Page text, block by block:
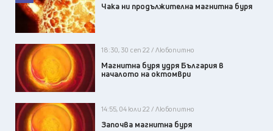
Чака ни продължителна магнитна буря
18:30, 30 сеп 22 / Любопитно
Магнитна буря удря България в
началото на октомври
14:55, 04 юли 22 / Любопитно
Започва магнитна буря